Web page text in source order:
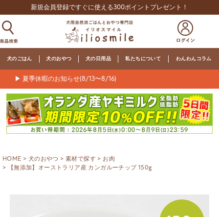
新規会員登録ですぐに使える300ポイントプレゼント！
犬のごはん 犬のおやつ 犬の日用品 私たちについて わんわんコラム
▶ 夏季休暇のお知らせ(8/13〜8/16)
HOME 犬のおやつ 素材で探す
お肉
【無添加】オーストラリア産 カンガルーチップ 150g